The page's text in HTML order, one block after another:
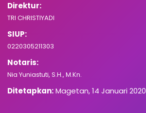
Direktur:
TRI CHRISTIYADI
SIUP:
0220305211303
Notaris:
Nia Yuniastuti, S.H., M.Kn.
Ditetapkan:Magetan, 14 Januari 2020